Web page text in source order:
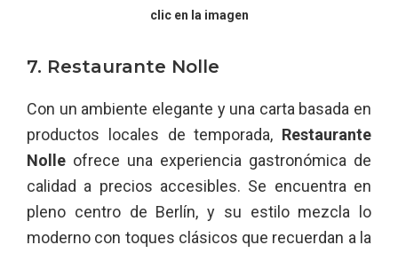
clic en la imagen
7. Restaurante Nolle
Con un ambiente elegante y una carta basada en
productos locales de temporada, Restaurante
Nolle ofrece una experiencia gastronómica de
calidad a precios accesibles. Se encuentra en
pleno centro de Berlín, y su estilo mezcla lo
moderno con toques clásicos que recuerdan a la